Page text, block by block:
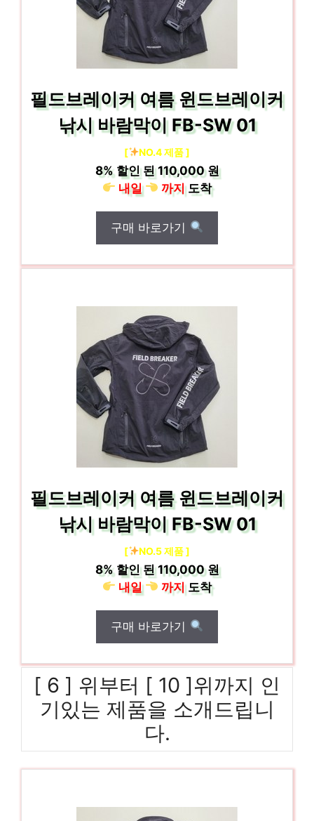
필드브레이커 여름 윈드브레이커
낚시 바람막이 FB-SW 01
[ NO.4 제품 ]
8%할인 된110,000 원
내일
까지도착
구매 바로가기
필드브레이커 여름 윈드브레이커
낚시 바람막이 FB-SW 01
[ NO.5 제품 ]
8%할인 된110,000 원
내일
까지도착
구매 바로가기
[ 6 ] 위부터 [ 10 ]위까지 인
기있는 제품을 소개드립니
다.